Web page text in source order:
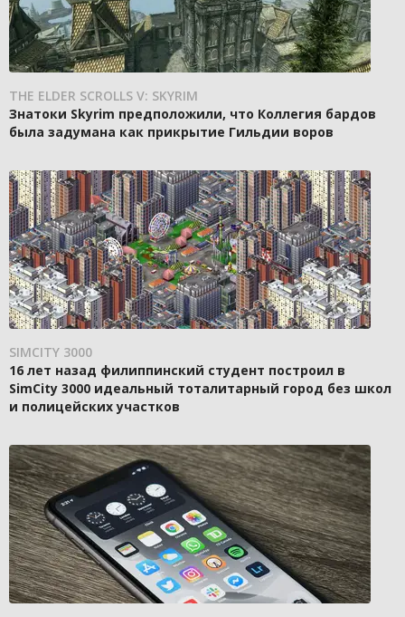
THE ELDER SCROLLS V: SKYRIM
Знатоки Skyrim предположили, что Коллегия бардов
была задумана как прикрытие Гильдии воров
SIMCITY 3000
16 лет назад филиппинский студент построил в
SimCity 3000 идеальный тоталитарный город без школ
и полицейских участков